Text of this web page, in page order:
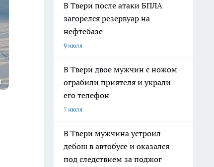
В Твери после атаки БПЛА
загорелся резервуар на
нефтебазе
9 июля
В Твери двое мужчин с ножом
ограбили приятеля и украли
его телефон
7 июля
В Твери мужчина устроил
дебош в автобусе и оказался
под следствием за поджог